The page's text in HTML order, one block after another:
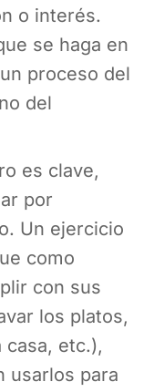
o interés.
se haga en
proceso del
del
es clave,
por
Un ejercicio
como
con sus
los platos,
casa, etc.),
usarlos para